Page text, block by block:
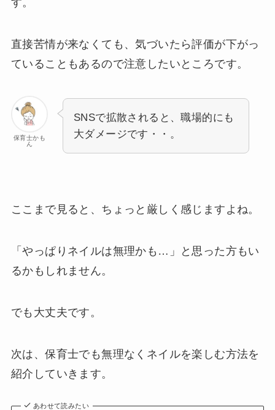
直接苦情が来なくても、気づいたら評価が下がっ
ていることもあるので注意したいところです。
保育士かも
ん
SNSで拡散されると、職場的にも
大ダメージです・・。
ここまで見ると、ちょっと厳しく感じますよね。
「やっぱりネイルは無理かも…」と思った方もい
るかもしれません。
でも大丈夫です。
次は、保育士でも無理なくネイルを楽しむ方法を
紹介していきます。
あわせて読みたい